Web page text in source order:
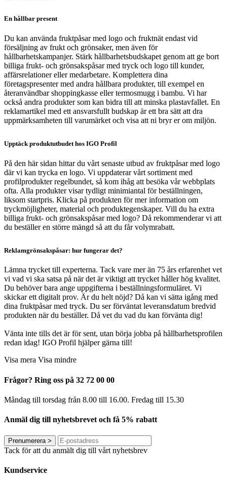
En hållbar present
Du kan använda fruktpåsar med logo och fruktnät endast vid
försäljning av frukt och grönsaker, men även för
hållbarhetskampanjer. Stärk hållbarhetsbudskapet genom att ge bort
billiga frukt- och grönsakspåsar med tryck och logo till kunder,
affärsrelationer eller medarbetare. Komplettera dina
företagspresenter med andra hållbara produkter, till exempel en
återanvändbar shoppingkasse eller termosmugg i bambu. Vi har
också andra produkter som kan bidra till att minska plastavfallet. En
reklamartikel med ett ansvarsfullt budskap är ett bra sätt att dra
uppmärksamheten till varumärket och visa att ni bryr er om miljön.
Upptäck produktutbudet hos IGO Profil
På den här sidan hittar du vårt senaste utbud av fruktpåsar med logo
där vi kan trycka en logo. Vi uppdaterar vårt sortiment med
profilprodukter regelbundet, så kom ihåg att besöka vår webbplats
ofta. Alla produkter visar tydligt minimiantal för beställningen,
liksom startpris. Klicka på produkten för mer information om
tryckmöjligheter, material och produktegenskaper. Vill du ha extra
billiga frukt- och grönsakspåsar med logo? Då rekommenderar vi att
du beställer en större mängd så att du får volymrabatt.
Reklamgrönsakspåsar: hur fungerar det?
Lämna trycket till experterna. Tack vare mer än 75 års erfarenhet vet
vi vad vi ska satsa på när det är viktigt att trycket håller hög kvalitet.
Du behöver bara ange uppgifterna i beställningsformuläret. Vi
skickar ett digitalt prov. Är du helt nöjd? Då kan vi sätta igång med
dina fruktpåsar med tryck. Du ser förväntat leveransdatum bredvid
produkten när du beställer. Då vet du vad du kan förvänta dig!
Vänta inte tills det är för sent, utan börja jobba på hållbarhetsprofilen
redan idag! IGO Profil hjälper gärna till!
Visa mera Visa mindre
Frågor? Ring oss på 32 72 00 00
Måndag till torsdag från 8.00 till 16.00. Fredag ​​till 15.30
Anmäl dig till nyhetsbrevet och få 5% rabatt
Prenumerera >
Tack för att du anmält dig till vårt nyhetsbrev
Kundservice